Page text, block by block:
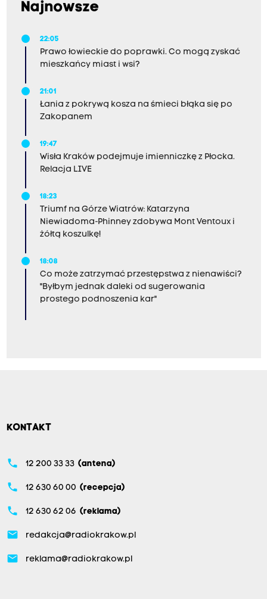
Najnowsze
22:05
Prawo łowieckie do poprawki. Co mogą zyskać
mieszkańcy miast i wsi?
21:01
Łania z pokrywą kosza na śmieci błąka się po
Zakopanem
19:47
Wisła Kraków podejmuje imienniczkę z Płocka.
Relacja LIVE
18:23
Triumf na Górze Wiatrów: Katarzyna
Niewiadoma-Phinney zdobywa Mont Ventoux i
żółtą koszulkę!
18:08
Co może zatrzymać przestępstwa z nienawiści?
"Byłbym jednak daleki od sugerowania
prostego podnoszenia kar"
KONTAKT
phone 12 200 33 33 (antena)
phone 12 630 60 00 (recepcja)
phone 12 630 62 06 (reklama)
email redakcja@radiokrakow.pl
email reklama@radiokrakow.pl